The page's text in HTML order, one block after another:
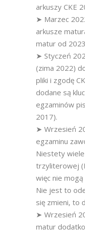
arkuszy CKE
➤ Marzec
arkusze
matur od
➤ Styczeń
(zima 2022)
pliki i zgodę
dodane są
egzaminów
2017).
➤ Wrzesień
egzaminu
Niestety
trzyliterowej
więc nie
Nie jest to
się zmieni, to
➤ Wrzesień
matur